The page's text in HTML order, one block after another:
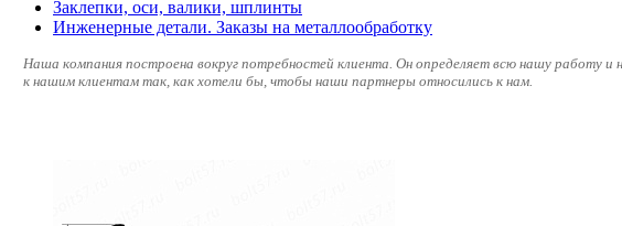
Заклепки, оси, валики, шплинты
Инженерные детали. Заказы на металлообработку
Наша компания построена вокруг потребностей клиента. Он определяет всю нашу работу
к нашим клиентам так, как хотели бы, чтобы наши партнеры относились к нам.